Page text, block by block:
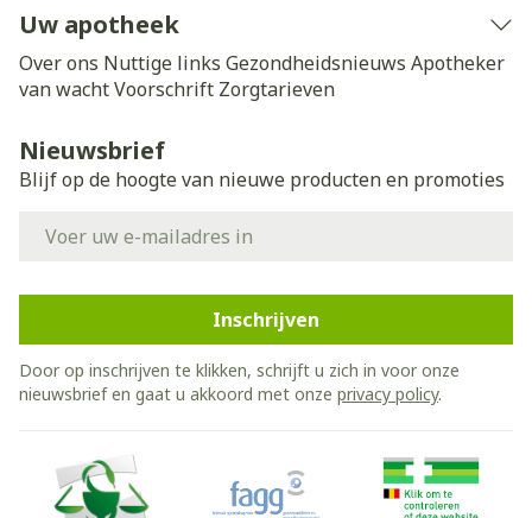
Uw apotheek
Over ons Nuttige links Gezondheidsnieuws Apotheker
van wachtVoorschrift Zorgtarieven
Nieuwsbrief
Blijf op de hoogte van nieuwe producten en promoties
Inschrijven
Door op inschrijven te klikken, schrijft u zich in voor onze
nieuwsbrief en gaat u akkoord met onze privacy policy.